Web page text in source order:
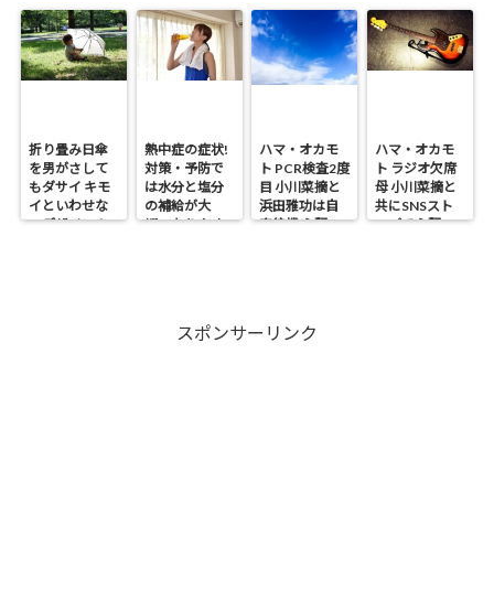
折り畳み日傘
を男がさして
もダサイ キモ
イといわせな
いデザイン！
熱中症の症状!
対策・予防で
は水分と塩分
の補給が大
切・なりやす
ハマ・オカモ
ト PCR検査2度
目 小川菜摘と
浜田雅功は自
宅待機 心配の
ハマ・オカモ
ト ラジオ欠席
母 小川菜摘と
共にSNSスト
ップで心配の
スポンサーリンク